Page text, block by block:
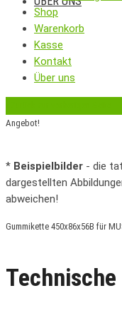
Shop
Warenkorb
Kasse
Kontakt
Über uns
Angebot!
* Beispielbilder - die
dargestellten
abweichen!
Gummikette 450x86x56B für
Technische